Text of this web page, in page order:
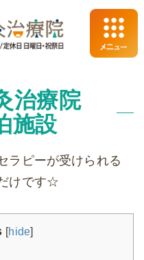
治療院
施設
ラピーが受けられる
けです☆
[hide]